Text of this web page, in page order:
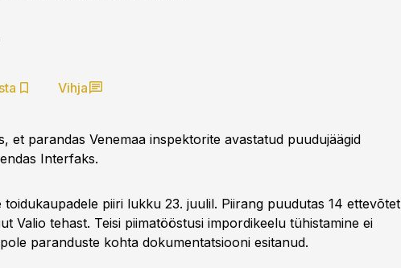
Vihja
et parandas Venemaa inspektorite avastatud puudujäägid
Interfaks.
toidukaupadele piiri lukku 23. juulil. Piirang puudutas 14 ettevõtet
Valio tehast. Teisi piimatööstusi impordikeelu tühistamine ei
paranduste kohta dokumentatsiooni esitanud.